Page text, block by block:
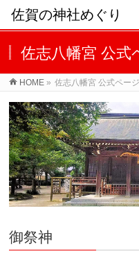
佐志八幡宮 公式
HOME » 佐志八幡宮 公式ペー
御祭神
佐賀の神社めぐり